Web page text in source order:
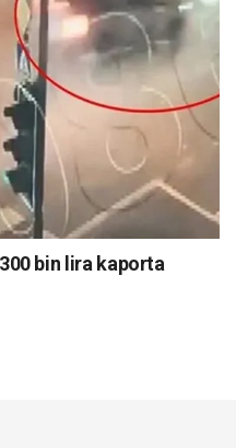
bin lira kaporta